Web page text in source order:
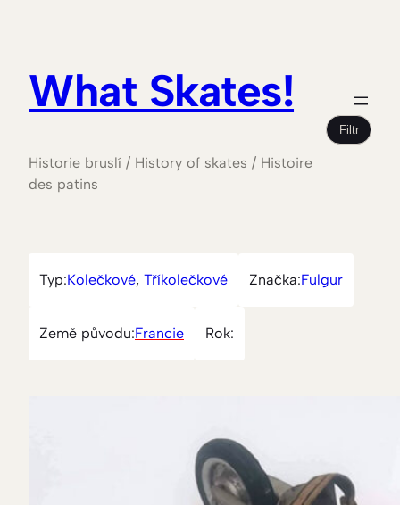
What Skates!
Historie bruslí / History of skates / Histoire
des patins
Filtr
Typ:Kolečkové, Tříkolečkové Značka:Fulgur
Země původu:Francie Rok: